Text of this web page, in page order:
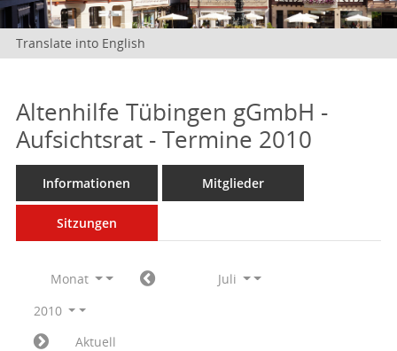
Translate into English
Altenhilfe Tübingen gGmbH -
Aufsichtsrat - Termine 2010
Informationen Mitglieder
Sitzungen
Monat
Juli
2010
Aktuell